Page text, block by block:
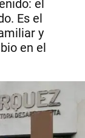
el
Es el
y
en el